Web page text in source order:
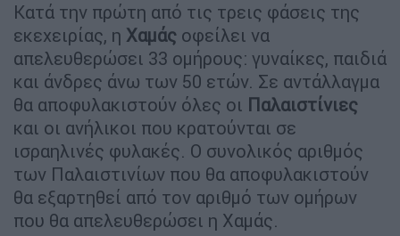
Κατά την πρώτη από τις τρεις φάσεις της
εκεχειρίας, η Χαμάς οφείλει να
απελευθερώσει 33 ομήρους: γυναίκες, παιδιά
και άνδρες άνω των 50 ετών. Σε αντάλλαγμα
θα αποφυλακιστούν όλες οι Παλαιστίνιες
και οι ανήλικοι που κρατούνται σε
ισραηλινές φυλακές. Ο συνολικός αριθμός
των Παλαιστινίων που θα αποφυλακιστούν
θα εξαρτηθεί από τον αριθμό των ομήρων
που θα απελευθερώσει η Χαμάς.